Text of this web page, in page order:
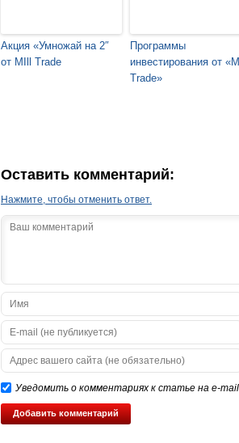
Акция «Умножай на 2″
от MIll Trade
Программы
инвестирования от
Trade»
Оставить комментарий:
Нажмите, чтобы отменить ответ.
Уведомить о комментариях к статье на e-mail